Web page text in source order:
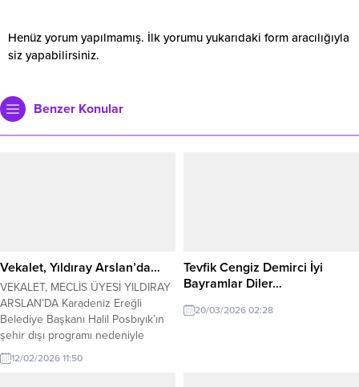
Henüz yorum yapılmamış. İlk yorumu yukarıdaki form aracılığıyla
siz yapabilirsiniz.
Benzer Konular
Vekalet, Yıldıray Arslan’da…
VEKALET, MECLİS ÜYESİ YILDIRAY
ARSLAN’DA Karadeniz Ereğli
Belediye Başkanı Halil Posbıyık’ın
şehir dışı programı nedeniyle
Belediye Başkanlığına CHP
Belediye Meclis Üyesi Yıldıray
12/02/2026 11:50
Tevfik Cengiz Demirci İyi
Bayramlar Diler…
20/03/2026 02:28